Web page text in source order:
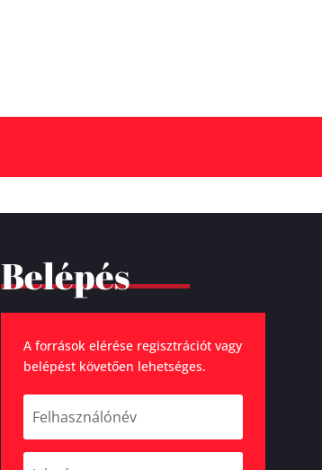
Belépés
A források elérése regisztrációt vagy
belépést követően lehetséges.